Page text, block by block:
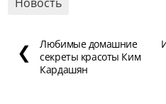
Новость
❮
Любимые домашние
секреты красоты Ким
Кардашян